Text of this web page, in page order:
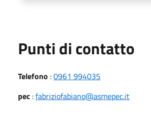
Punti di contatto
Telefono :0961 994035
pec :fabriziofabiano@asmepec.it